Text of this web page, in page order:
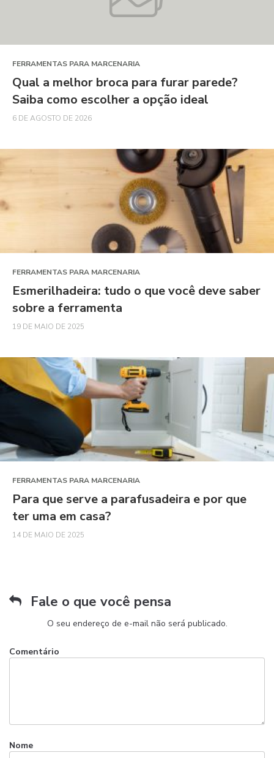
FERRAMENTAS PARA MARCENARIA
Qual a melhor broca para furar parede?
Saiba como escolher a opção ideal
6 DE AGOSTO DE 2026
FERRAMENTAS PARA MARCENARIA
Esmerilhadeira: tudo o que você deve saber
sobre a ferramenta
19 DE MAIO DE 2025
FERRAMENTAS PARA MARCENARIA
Para que serve a parafusadeira e por que
ter uma em casa?
14 DE MAIO DE 2025
Fale o que você pensa
O seu endereço de e-mail não será publicado.
Nome
Comentário